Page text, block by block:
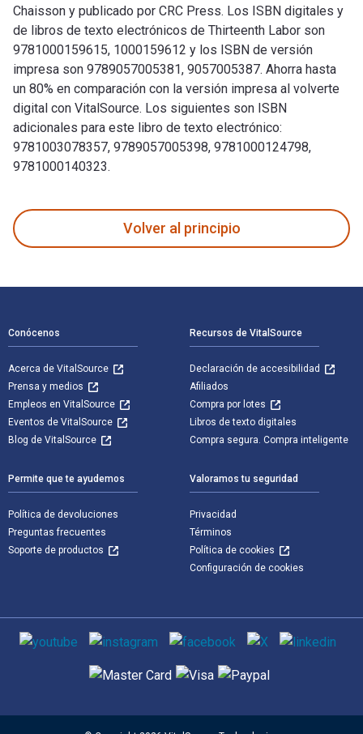
Chaisson y publicado por CRC Press. Los ISBN digitales y
de libros de texto electrónicos de Thirteenth Labor son
9781000159615, 1000159612 y los ISBN de versión
impresa son 9789057005381, 9057005387. Ahorra hasta
un 80% en comparación con la versión impresa al volverte
digital con VitalSource. Los siguientes son ISBN
adicionales para este libro de texto electrónico:
9781003078357, 9789057005398, 9781000124798,
9781000140323.
Volver al principio
Conócenos
Acerca de VitalSource
Prensa y medios
Empleos en VitalSource
Eventos de VitalSource
Blog de VitalSource
Recursos de VitalSource
Declaración de accesibilidad
Afiliados
Compra por lotes
Libros de texto digitales
Compra segura. Compra inteligente
Permite que te ayudemos
Política de devoluciones
Preguntas frecuentes
Soporte de productos
Valoramos tu seguridad
Privacidad
Términos
Política de cookies
Configuración de cookies
Medios de comunicación social
Métodos de pago admitidos